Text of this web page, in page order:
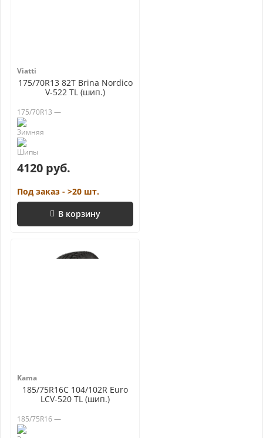
Viatti
175/70R13 82T Brina Nordico
V-522 TL (шип.)
175/70R13 —
4120 руб.
Под заказ - >20 шт.
В корзину
Kama
185/75R16C 104/102R Euro
LCV-520 TL (шип.)
185/75R16 —